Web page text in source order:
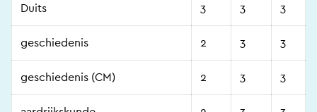
Duits 3 3 3
geschiedenis 2 3 3
geschiedenis (CM) 2 3 3